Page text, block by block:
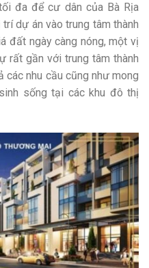
đa để cư dân của Bà Rịa
dự án vào trung tâm thành
đất ngày càng nóng, một vị
rất gần với trung tâm thành
các nhu cầu cũng như mong
sống tại các khu đô thị